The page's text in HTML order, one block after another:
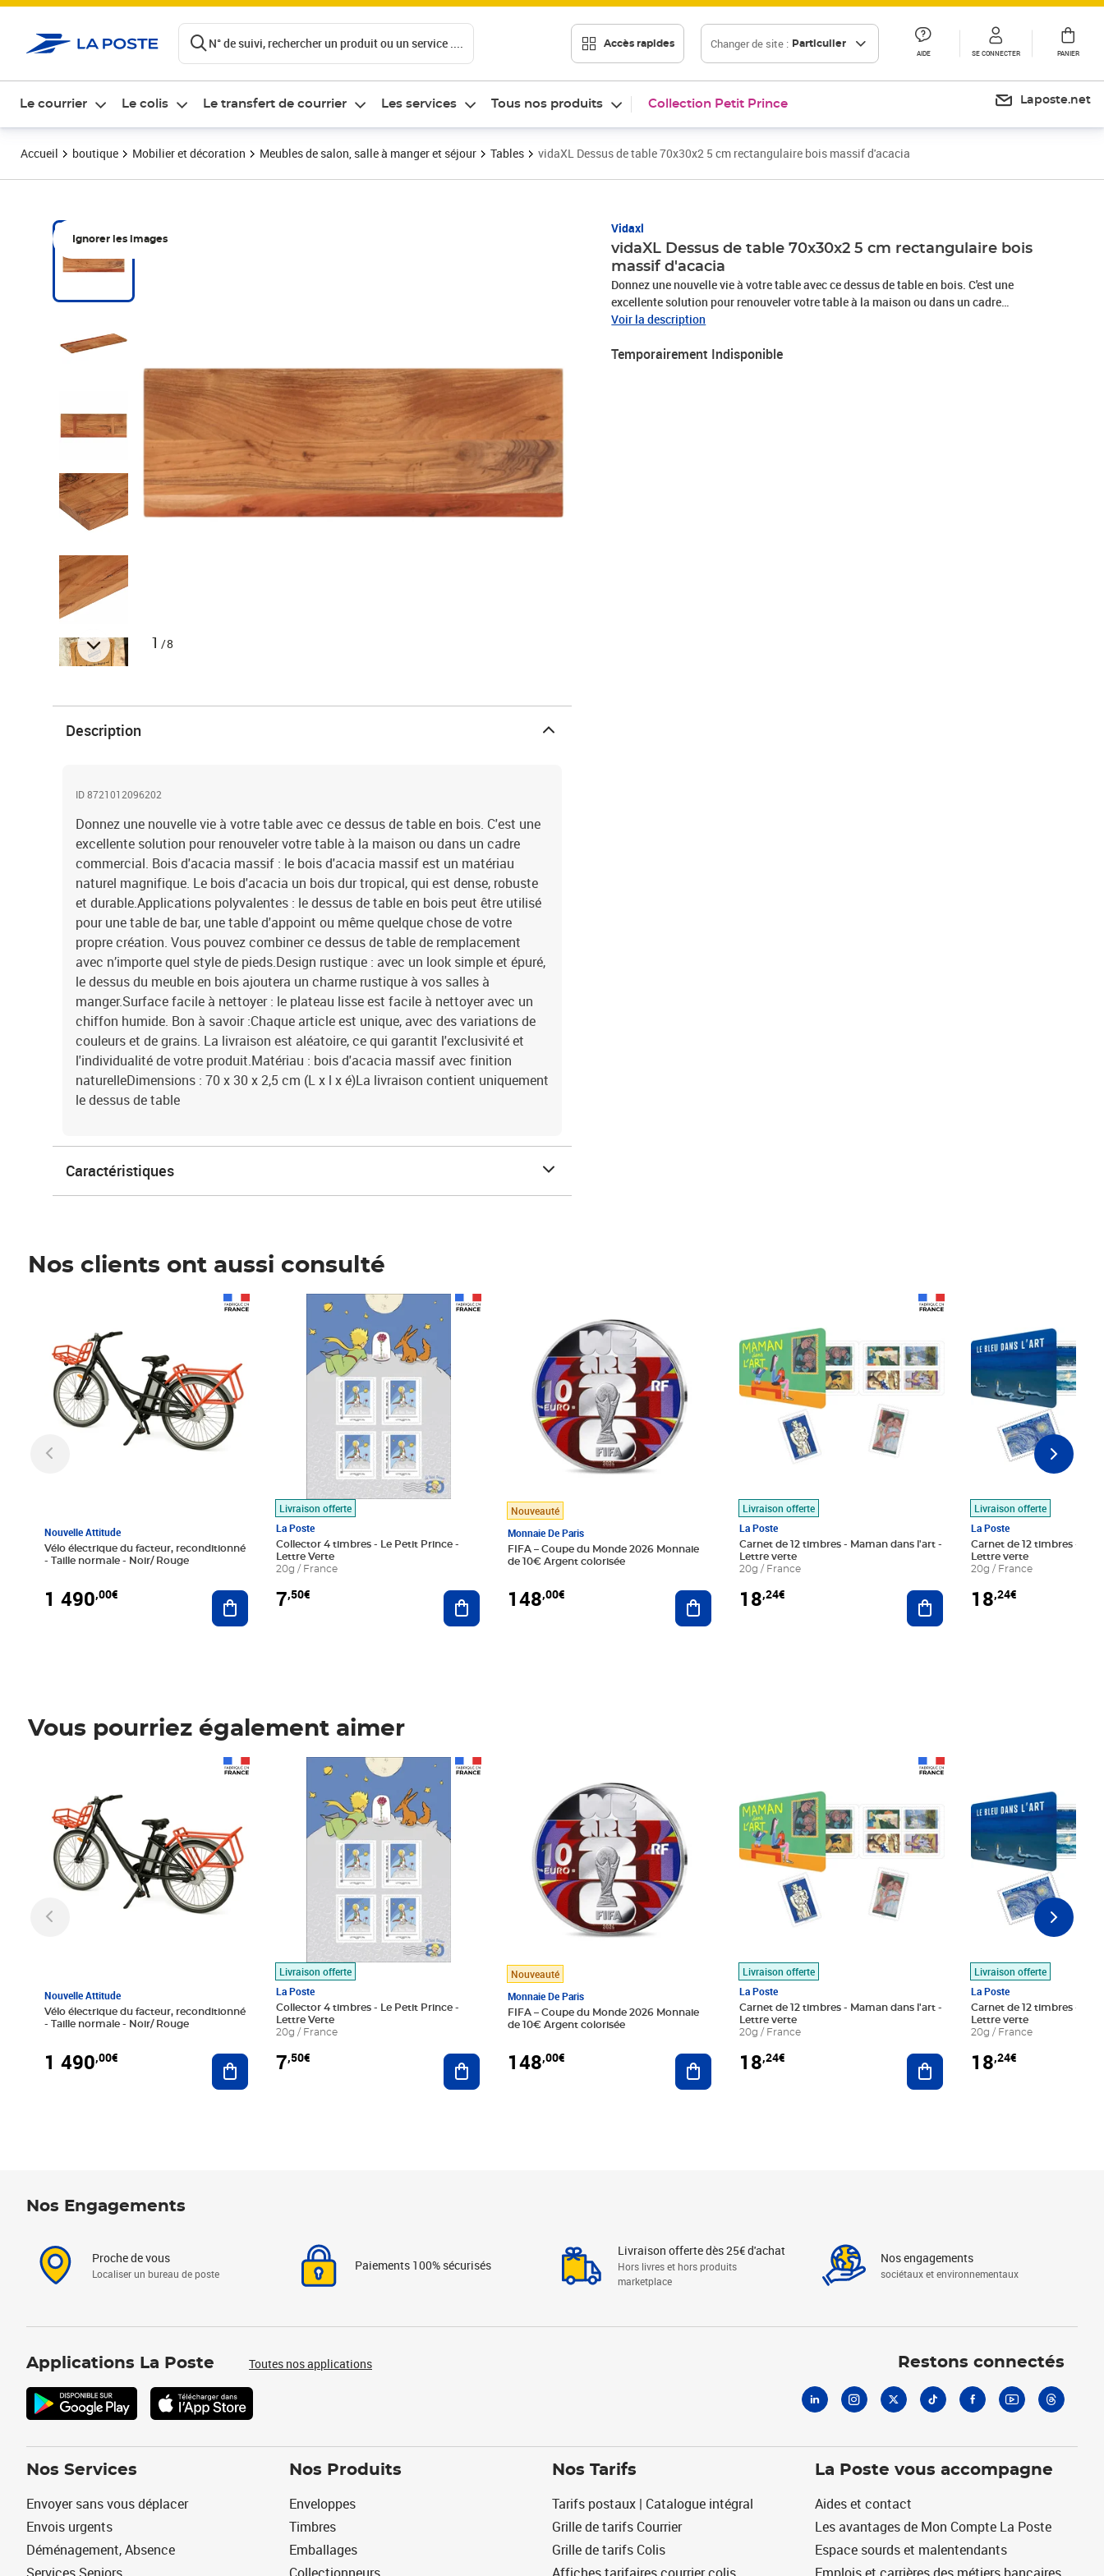
N° de suivi, rechercher un produit ou un service .... Accès rapides Changer de site : Particulier
AIDE SE CONNECTER PANIER
Le courrier Le colis Le transfert de courrier Les services Tous nos produits Collection Petit Prince Laposte.net
Accueil boutique Mobilier et décoration Meubles de salon, salle à manger et séjour Tables vidaXL Dessus de table 70x30x2 5 cm rectangulaire bois massif d'acacia
Ignorer les images
1 /8
Vidaxl
vidaXL Dessus de table 70x30x2 5 cm rectangulaire bois
massif d'acacia
Donnez une nouvelle vie à votre table avec ce dessus de table en bois. C'est une
excellente solution pour renouveler votre table à la maison ou dans un cadre
commercial. Bois d'acacia massif : le bois d'acacia massif est un matériau naturel
durable.Applications polyvalentes : le dessus de table en bois peut être utilisé pour
Voir la description
Temporairement Indisponible
Description
ID 8721012096202
Donnez une nouvelle vie à votre table avec ce dessus de table en bois. C'est une
excellente solution pour renouveler votre table à la maison ou dans un cadre
commercial. Bois d'acacia massif : le bois d'acacia massif est un matériau
naturel magnifique. Le bois d'acacia un bois dur tropical, qui est dense, robuste
et durable.Applications polyvalentes : le dessus de table en bois peut être utilisé
pour une table de bar, une table d'appoint ou même quelque chose de votre
propre création. Vous pouvez combiner ce dessus de table de remplacement
avec n’importe quel style de pieds.Design rustique : avec un look simple et épuré,
le dessus du meuble en bois ajoutera un charme rustique à vos salles à
manger.Surface facile à nettoyer : le plateau lisse est facile à nettoyer avec un
chiffon humide. Bon à savoir :Chaque article est unique, avec des variations de
couleurs et de grains. La livraison est aléatoire, ce qui garantit l'exclusivité et
l'individualité de votre produit.Matériau : bois d'acacia massif avec finition
naturelleDimensions : 70 x 30 x 2,5 cm (L x l x é)La livraison contient uniquement
le dessus de table
Caractéristiques
Nos clients ont aussi consulté
Nouvelle Attitude
Vélo électrique du facteur, reconditionné
- Taille normale - Noir/ Rouge
1 490,00€ Ajouter au panier
Livraison offerte
La Poste
Collector 4 timbres - Le Petit Prince -
Lettre Verte
20g / France
7,50€
Prix 7,50€
Ajouter au panier
Nouveauté
Monnaie De Paris
FIFA – Coupe du Monde 2026 Monnaie
de 10€ Argent colorisée
148,00€ Ajouter au panier
Livraison offerte
La Poste
Carnet de 12 timbres - Maman dans l'art -
Lettre verte
20g / France
18,24€ Ajouter au panier
Livraison offerte
La Poste
Carnet de 12 timbres - Le
Lettre verte
20g / France
18,24€
Vous pourriez également aimer
Nouvelle Attitude
Vélo électrique du facteur, reconditionné
- Taille normale - Noir/ Rouge
1 490,00€ Ajouter au panier
Livraison offerte
La Poste
Collector 4 timbres - Le Petit Prince -
Lettre Verte
20g / France
7,50€
Prix 7,50€
Ajouter au panier
Nouveauté
Monnaie De Paris
FIFA – Coupe du Monde 2026 Monnaie
de 10€ Argent colorisée
148,00€ Ajouter au panier
Livraison offerte
La Poste
Carnet de 12 timbres - Maman dans l'art -
Lettre verte
20g / France
18,24€ Ajouter au panier
Livraison offerte
La Poste
Carnet de 12 timbres - Le
Lettre verte
20g / France
18,24€
Nos Engagements
Proche de vous
Localiser un bureau de poste
Paiements 100% sécurisés
Livraison offerte dès 25€ d'achat
Hors livres et hors produits
marketplace
Nos engagements
sociétaux et environnementaux
Applications La Poste Toutes nos applications Restons connectés
Nos Services
Envoyer sans vous déplacer
Envois urgents
Déménagement, Absence
Nos Produits
Enveloppes
Timbres
Emballages
Nos Tarifs
Tarifs postaux | Catalogue intégral
Grille de tarifs Courrier
Grille de tarifs Colis
La Poste vous accompagne
Aides et contact
Les avantages de Mon Compte La Poste
Espace sourds et malentendants